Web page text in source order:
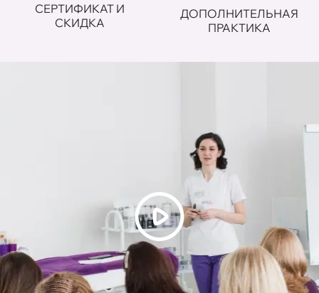
СЕРТИФИКАТ И
СКИДКА
ДОПОЛНИТЕЛЬНАЯ
ПРАКТИКА